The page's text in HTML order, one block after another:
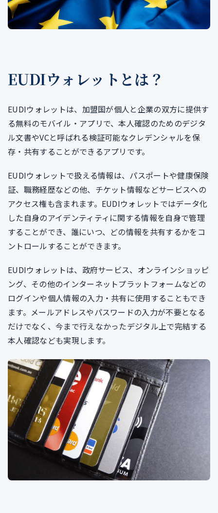
EUDIウォレットとは？
EUDIウォレットは、加盟国が個人と企業の双方に提供す
る無料のモバイル・アプリで、本人確認のためのデジタ
ル文書やVCと呼ばれる検証可能なクレデンシャルを保
存・共有することができるアプリです。
EUDIウォレットで扱える情報は、パスポートや健康保険
証、職務経歴などの他、チケット情報などサービスへの
アクセス権も含まれます。EUDIウォレットではデータ化
した自身のアイデンティティに関する情報を自身で管理
することができ、誰にいつ、どの情報を共有するかをコ
ントロールすることができます。
EUDIウォレットは、政府サービス、オンラインショッピ
ング、その他のインターネットプラットフォームなどの
ログインや個人情報の入力・共有に使用することもでき
ます。メールアドレスやパスワードの入力が不要となる
だけでなく、今まで行えなかったデジタル上で完結する
本人確認なども実現します。